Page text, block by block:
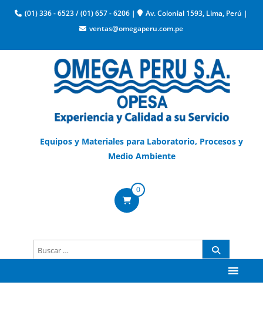
(01) 336 - 6523/(01) 657 - 6206 | Av. Colonial 1593, Lima, Perú |
ventas@omegaperu.com.pe
Equipos y Materiales para Laboratorio, Procesos y
Medio Ambiente
0